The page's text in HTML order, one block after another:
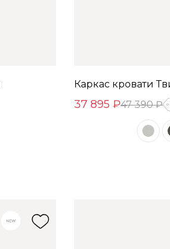
Каркас кровати
37 895 ₽47 390 ₽